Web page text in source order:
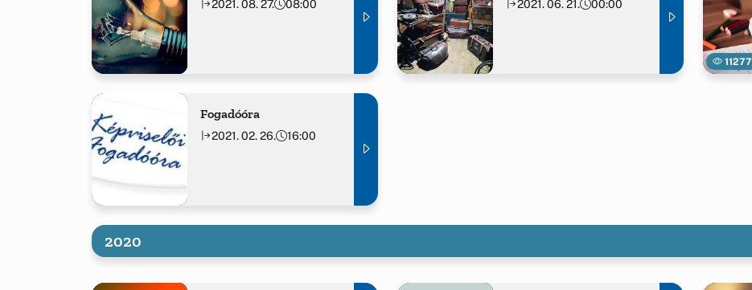
2021. 08. 27. 08:00 2021. 06. 21. 00:00
11277
Fogadóóra
2021. 02. 26. 16:00
2020